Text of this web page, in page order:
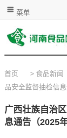
菜单
首页 > 食品新闻
品安全监督抽检信
广西壮族自治
息通告（2025